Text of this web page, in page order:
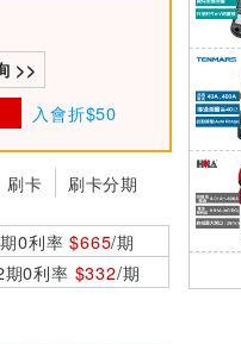
>>
入會折$50
刷卡 刷卡分期
0利率$665/期
期0利率 $332/期